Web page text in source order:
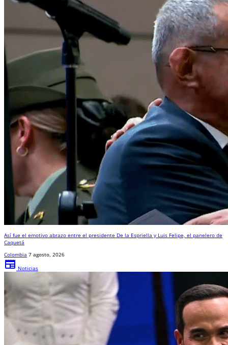
Así fue el emotivo abrazo entre el presidente De la Espriella y Luis Felipe, el panelero de
Caquetá
Colombia 7 agosto, 2026
newspaper Noticias